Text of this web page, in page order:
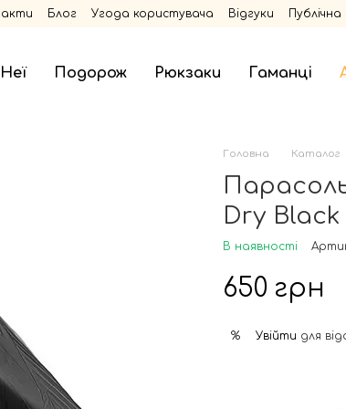
Блог Угода користувача Відгуки
Подорож Рюкзаки Гаманці
Головна Каталог
Dry
В наявності
650 грн
% Увійти для